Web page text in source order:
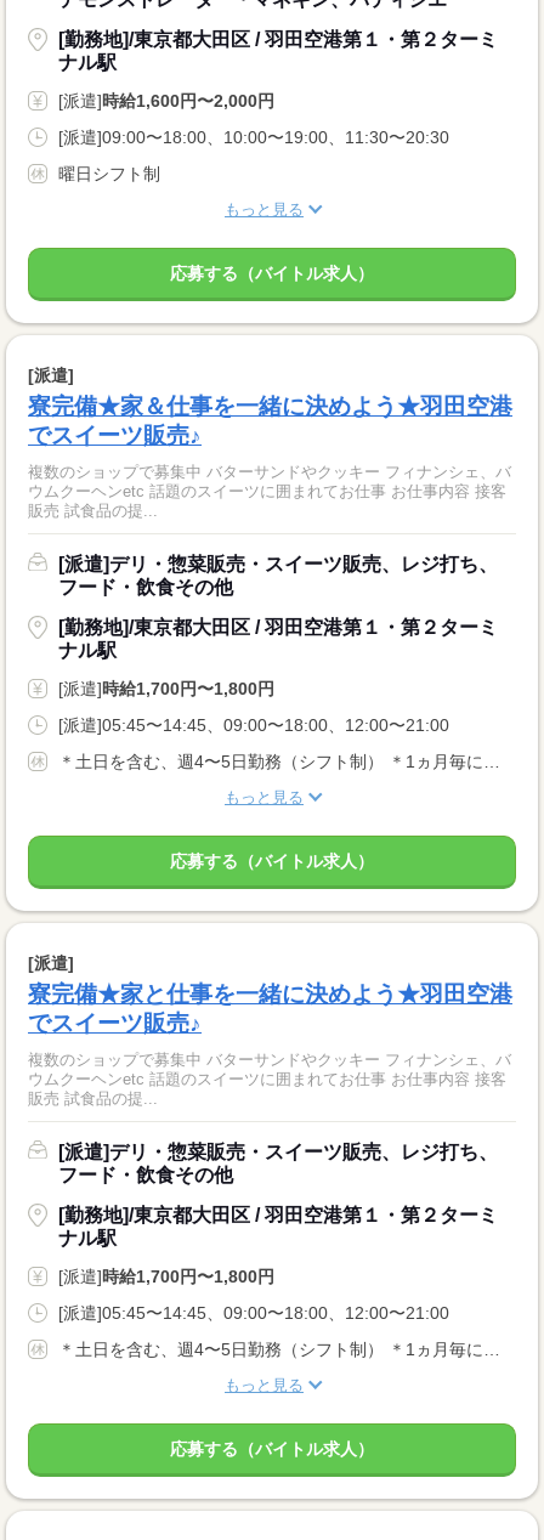
[勤務地]/東京都大田区 / 羽田空港第１・第２ターミ
ナル駅
[派遣]時給1,600円〜2,000円
[派遣]09:00〜18:00、10:00〜19:00、11:30〜20:30
曜日シフト制
もっと見る
応募する（バイトル求人）
[派遣]
寮完備★家＆仕事を一緒に決めよう★羽田空港
でスイーツ販売♪
複数のショップで募集中 バターサンドやクッキー フィナンシェ、バ
ウムクーヘンetc 話題のスイーツに囲まれてお仕事 お仕事内容 接客
販売 試食品の提...
[派遣]デリ・惣菜販売・スイーツ販売、レジ打ち、
フード・飲食その他
[勤務地]/東京都大田区 / 羽田空港第１・第２ターミ
ナル駅
[派遣]時給1,700円〜1,800円
[派遣]05:45〜14:45、09:00〜18:00、12:00〜21:00
もっと見る
応募する（バイトル求人）
[派遣]
寮完備★家と仕事を一緒に決めよう★羽田空港
でスイーツ販売♪
複数のショップで募集中 バターサンドやクッキー フィナンシェ、バ
ウムクーヘンetc 話題のスイーツに囲まれてお仕事 お仕事内容 接客
販売 試食品の提...
[派遣]デリ・惣菜販売・スイーツ販売、レジ打ち、
フード・飲食その他
[勤務地]/東京都大田区 / 羽田空港第１・第２ターミ
ナル駅
[派遣]時給1,700円〜1,800円
[派遣]05:45〜14:45、09:00〜18:00、12:00〜21:00
もっと見る
応募する（バイトル求人）